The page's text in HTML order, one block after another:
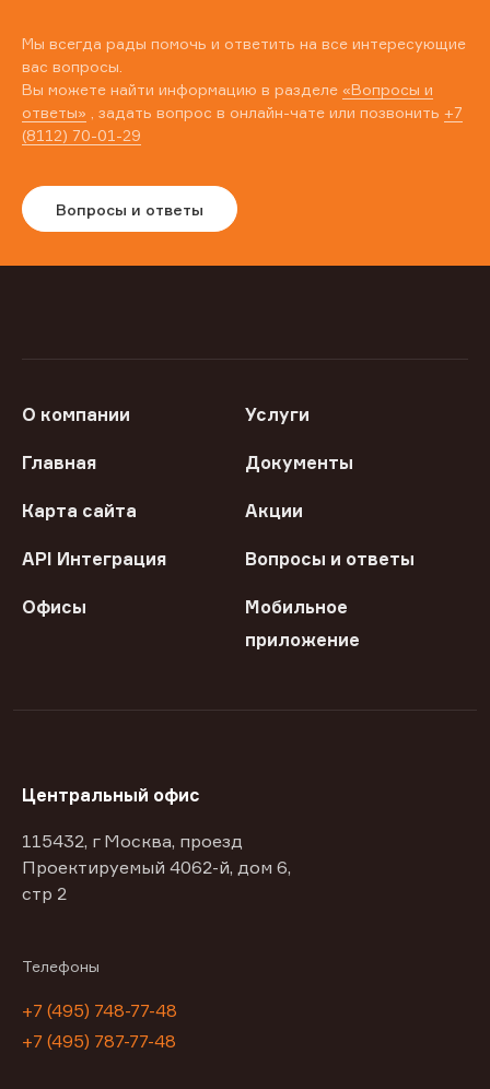
Мы всегда рады помочь и ответить на все интересующие
вас вопросы.
Вы можете найти информацию в разделе «Вопросы и
ответы» , задать вопрос в онлайн-чате или позвонить +7
(8112) 70-01-29
Вопросы и ответы
О компании Услуги
Главная Документы
Карта сайта Акции
API Интеграция Вопросы и ответы
Офисы
Мобильное
приложение
Центральный офис
115432, г Москва, проезд
Проектируемый 4062-й, дом 6,
стр 2
Телефоны
+7 (495) 748-77-48
+7 (495) 787-77-48